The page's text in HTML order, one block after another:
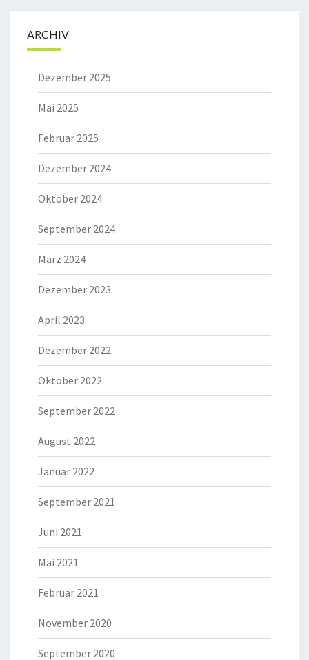
ARCHIV
Dezember 2025
Mai 2025
Februar 2025
Dezember 2024
Oktober 2024
September 2024
März 2024
Dezember 2023
April 2023
Dezember 2022
Oktober 2022
September 2022
August 2022
Januar 2022
September 2021
Juni 2021
Mai 2021
Februar 2021
November 2020
September 2020